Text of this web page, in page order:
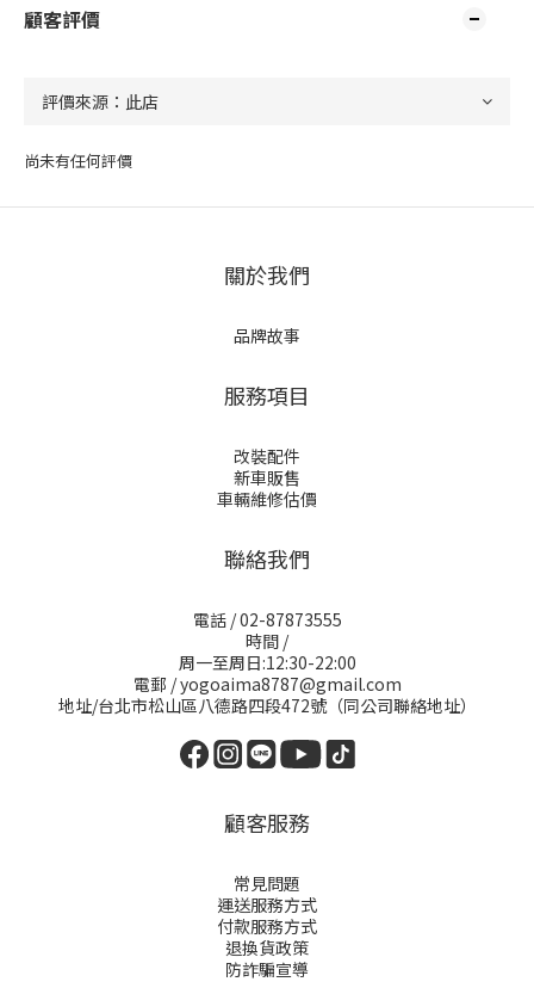
顧客評價
尚未有任何評價
關於我們
品牌故事
服務項目
改裝配件
新車販售
車輛維修估價
聯絡我們
電話 / 02-87873555
時間 /
周一至周日:12:30-22:00
電郵 / yogoaima8787@gmail.com
地址/台北市松山區八德路四段472號（同公司聯絡地址）
顧客服務
常見問題
運送服務方式
付款服務方式
退換貨政策
防詐騙宣導